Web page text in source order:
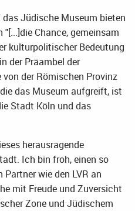
Jüdische Museum bieten
Chance, gemeinsam
kulturpolitischer Bedeutung
der Präambel der
der Römischen Provinz
das Museum aufgreift, ist
Stadt Köln und das
herausragende
Ich bin froh, einen so
wie den LVR an
mit Freude und Zuversicht
Zone und Jüdischem